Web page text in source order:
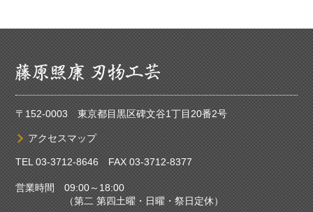
〒152-0003 東京都目黒区碑文谷1丁目20番2号
アクセスマップ
TEL03-3712-8646FAX 03-3712-8377
営業時間 09:00～18:00
（第二 第四土曜・日曜・祭日定休）